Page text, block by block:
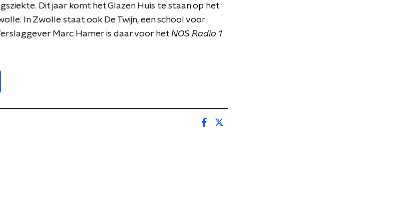
Dit jaar komt het Glazen Huis te staan op het
In Zwolle staat ook De Twijn, een school voor
Marc Hamer is daar voor het NOS Radio 1